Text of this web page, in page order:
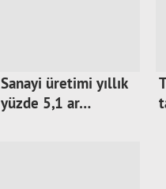
Sanayi üretimi yıllık
yüzde 5,1 ar…